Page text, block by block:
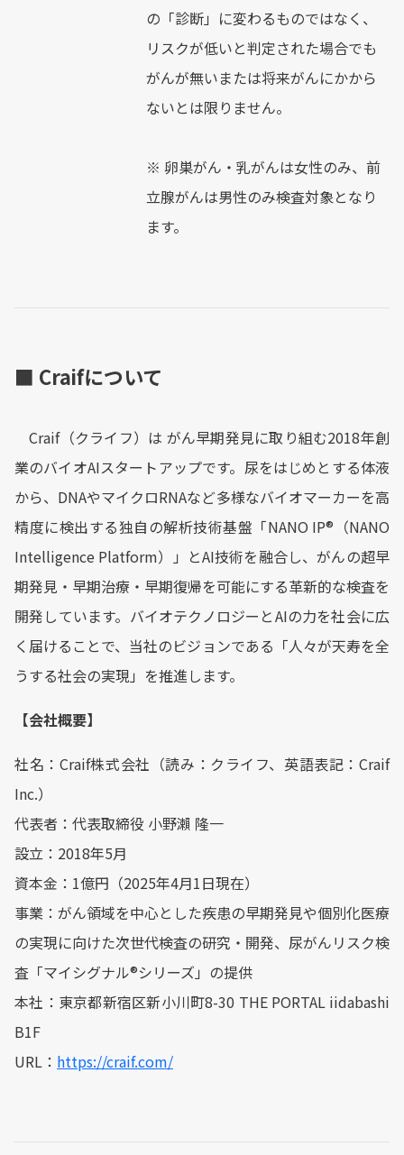
の「診断」に変わるものではなく、
リスクが低いと判定された場合でも
がんが無いまたは将来がんにかから
ないとは限りません。
※ 卵巣がん・乳がんは女性のみ、前
立腺がんは男性のみ検査対象となり
ます。
■ Craifについて
Craif（クライフ）は がん早期発見に取り組む2018年創
業のバイオAIスタートアップです。尿をはじめとする体液
から、DNAやマイクロRNAなど多様なバイオマーカーを高
精度に検出する独自の解析技術基盤「NANO IP®︎（NANO
Intelligence Platform）」とAI技術を融合し、がんの超早
期発見・早期治療・早期復帰を可能にする革新的な検査を
開発しています。バイオテクノロジーとAIの力を社会に広
く届けることで、当社のビジョンである「人々が天寿を全
うする社会の実現」を推進します。
【会社概要】
社名：Craif株式会社（読み：クライフ、英語表記：Craif
Inc.）
代表者：代表取締役 小野瀨 隆一
設立：2018年5月
資本金：1億円（2025年4月1日現在）
事業：がん領域を中心とした疾患の早期発見や個別化医療
の実現に向けた次世代検査の研究・開発、尿がんリスク検
査「マイシグナル®シリーズ」の提供
本社：東京都新宿区新小川町8-30 THE PORTAL iidabashi
B1F
URL： https://craif.com/